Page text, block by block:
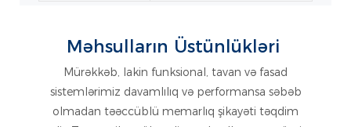
Məhsulların Üstünlükləri
Mürəkkəb, lakin funksional, tavan və fasad
sistemlərimiz davamlılıq və performansa səbəb
olmadan təəccüblü memarlıq şikayəti təqdim